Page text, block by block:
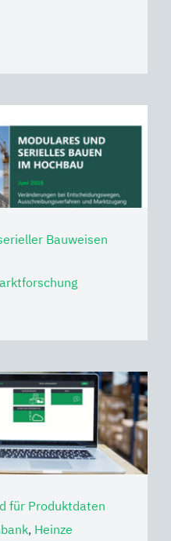
Bauweisen
für Produktdaten
, Heinze